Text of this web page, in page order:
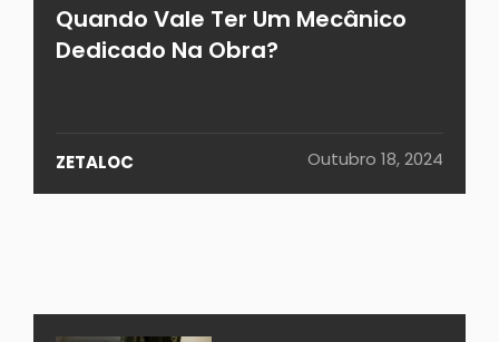
Quando Vale Ter Um Mecânico
Dedicado Na Obra?
ZETALOC Outubro 18, 2024